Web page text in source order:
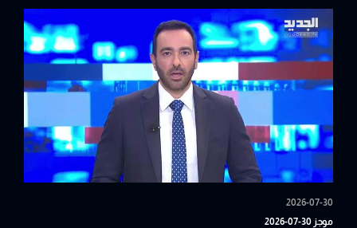
2026-07-30
موجز 30-07-2026